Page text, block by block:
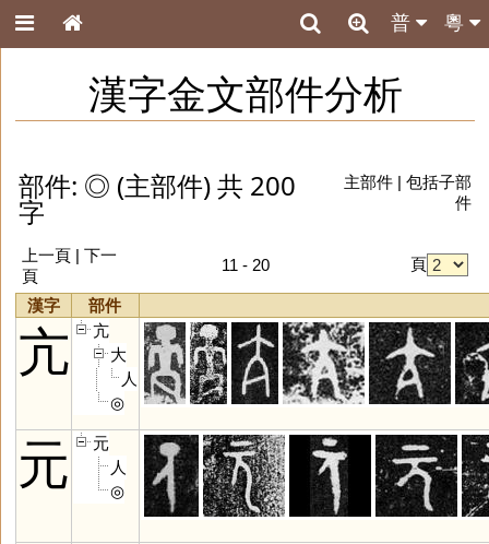
粵
普
漢字金文部件分析
部件: ◎ (主部件) 共 200
字
主部件| 包括子部
件
上一頁| 下一
頁
11 - 20 頁
漢字 部件
亢
亢
大
人
◎
元
元
人
◎